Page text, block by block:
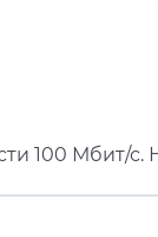
100 Мбит/